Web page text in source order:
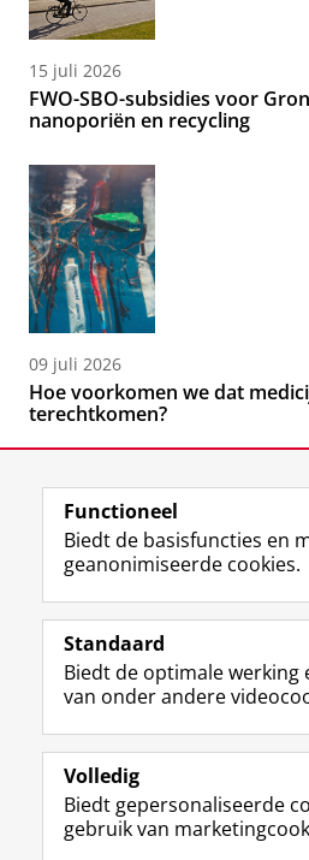
15 juli 2026
FWO-SBO-subsidies voor
nanoporiën en recycling
09 juli 2026
Hoe voorkomen we dat
terechtkomen?
Volg de RUG
F
a
e
b
o
p
a
Studiekiezers
Alumni
Over ons
Functioneel
Biedt de basisfuncties en
geanonimiseerde cookies.
Standaard
Biedt de optimale werking
van onder andere
Volledig
Biedt gepersonaliseerde
gebruik van